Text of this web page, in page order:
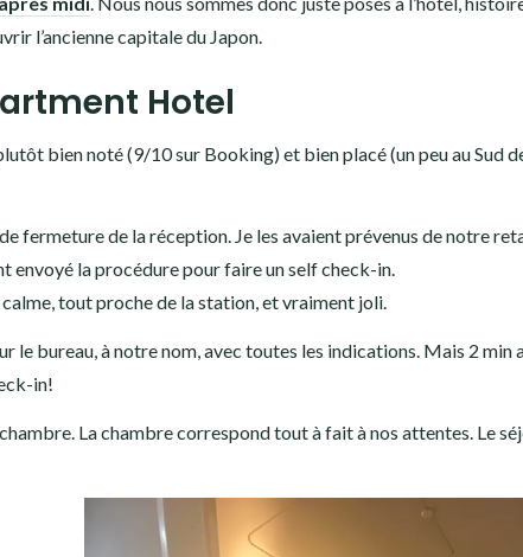
l’ancienne capitale du Japon.
Hotel
bien noté (9/10 sur Booking) et bien placé (un peu au Sud
fermeture de la réception. Je les avaient prévenus de notre
envoyé la procédure pour faire un self check-in.
calme, tout proche de la station, et vraiment joli.
le bureau, à notre nom, avec toutes les indications. Mais 2 min
in!
La chambre correspond tout à fait à nos attentes. Le